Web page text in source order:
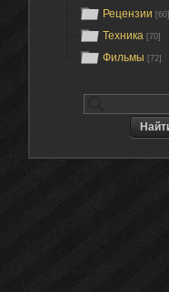
Рецензии [60]
Техника [70]
Фильмы [72]